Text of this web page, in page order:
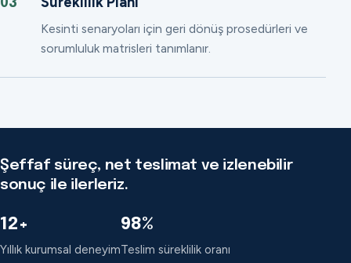
03
Kesinti senaryoları için geri dönüş prosedürleri ve
sorumluluk matrisleri tanımlanır.
Şeffaf süreç, net teslimat ve izlenebilir
sonuç ile ilerleriz.
12+
Yıllık kurumsal deneyim
98%
Teslim süreklilik oranı